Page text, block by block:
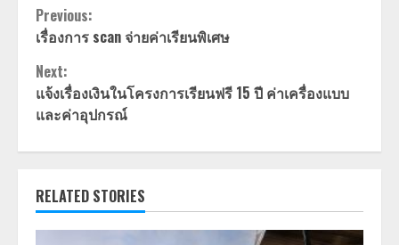
Continue
Reading
Previous:
เรื่องการ scan จ่ายค่าเรียนพิเศษ
Next:
แจ้งเรื่องเงินในโครงการเรียนฟรี 15 ปี ค่าเครื่องแบบ
และค่าอุปกรณ์
RELATED STORIES